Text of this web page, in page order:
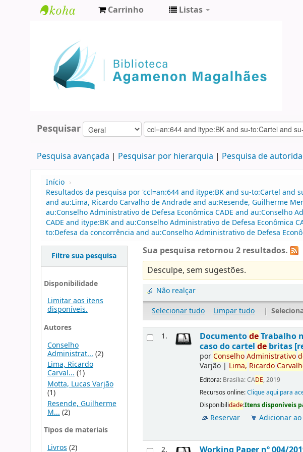
Agamenon
Magalhães
Carrinho Listas
Pesquisar
Pesquisa avançada Pesquisar por hierarquia Pesquisa de
Início ›
Resultados da pesquisa por 'ccl=an:644 and itype:BK and su-to:Cartel
and au:Lima, Ricardo Carvalho de Andrade and au:Resende, Guilherme
au:Conselho Administrativo de Defesa Econômica CADE and au:Conselho
CADE and itype:BK and au:Conselho Administrativo de Defesa Econômica
to:Defesa da concorrência and au:Conselho Administrativo de Defesa
Filtre sua pesquisa
Disponibilidade
Limitar aos itens
disponíveis.
Autores
Conselho
Administrat... (2)
Lima, Ricardo
Carval...(1)
Motta, Lucas Varjão
(1)
Resende, Guilherme
M... (2)
Tipos de materiais
Livros (2)
Sua pesquisa retornou 2 resultados.
Desculpe, sem sugestões.
Não realçar
Selecionar tudo
Limpar tudo |
1. DocumentodeTrabalho
caso do cartelde britas
porConselhoAdministrativo
Varjão | Lima, Ricardo
Editora: Brasília: CADE, 2019
Recursos online:Clique aqui para
Disponibilidade:Itens disponíveis
Reservar Adicionar